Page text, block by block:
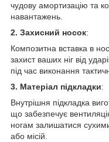
чудову амортизацію та
навантажень.
2. Захисний носок:
Композитна вставка в
захист ваших ніг від
під час виконання
3. Матеріал підкладки:
Внутрішня підкладка
що забезпечує
ногам залишатися
або місій.